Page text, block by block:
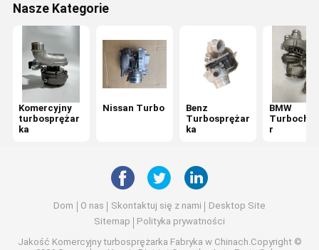
Ford Turbo Replacement
Audi Diesel Turbo
Great Wall Turbo
Silnik Mitsubishi Turbo
Nasze Kategorie
Komercyjny
turbosprężar
ka
Nissan Turbo
Benz
Turbosprężar
ka
BMW
r
Dom O nas Skontaktuj się z nami
Desktop Site
Sitemap
Polityka prywatności
Jakość Komercyjny turbosprężarka Fabryka w Chinach.Copyright ©